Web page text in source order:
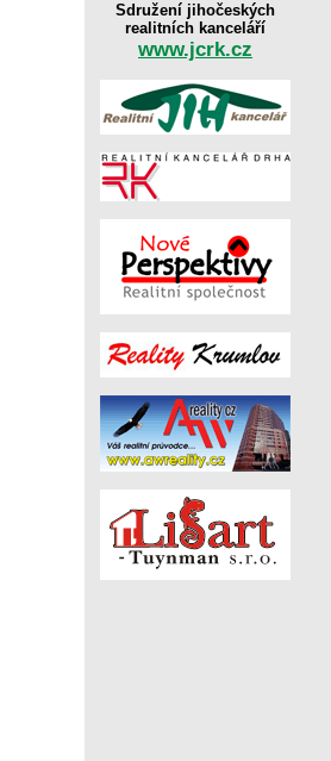
Sdružení jihočeských
realitních kanceláří
www.jcrk.cz